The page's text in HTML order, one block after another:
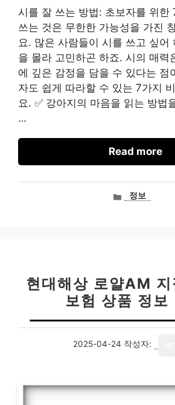
시를 잘 쓰는 방법: 초보자를 위한
쓰는 것은 무한한 가능성을 가진
요. 많은 사람들이 시를 쓰고 싶어
을 몰라 고민하곤 하죠. 시의 매력
에 깊은 감정을 담을 수 있다는 점
자도 쉽게 따라할 수 있는 7가지
요. ✅ 강아지의 마음을 읽는 방법
…
Read more
카정보
현대해상 로얄AM 지
보험 상품 정보
2025-04-24 작성자: